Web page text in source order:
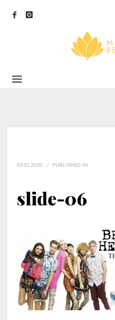
03.01.2020. / PUBLISHED IN
slide-06